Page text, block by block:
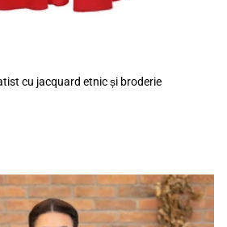
cu jacquard etnic și broderie